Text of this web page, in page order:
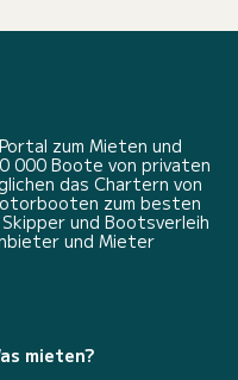
zum Mieten und
000 Boote von privaten
das Chartern von
zum besten
und Bootsverleih
und Mieter
mieten?